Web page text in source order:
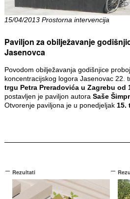
15/04/2013 Prostorna intervencija
Paviljon za obilježavanje
Jasenovca
Povodom obilježavanja godišnjice
koncentracijskog logora Jasenovac 22.
trgu Petra Preradovića u Zagrebu od
postavljen je paviljon autora Saše
Otvorenje paviljona je u ponedjeljak 15.
Rezultati